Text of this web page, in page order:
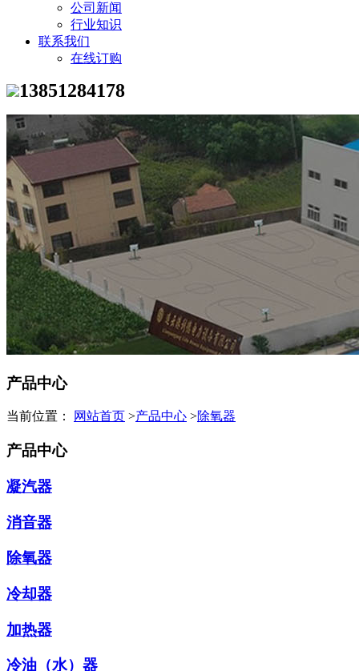
公司新闻
行业知识
联系我们
在线订购
13851284178
产品中心
当前位置： 网站首页 >产品中心 >除氧器
产品中心
凝汽器
消音器
除氧器
冷却器
加热器
冷油（水）器